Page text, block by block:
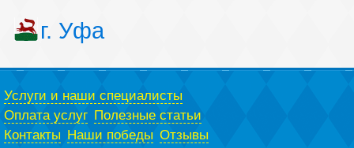
г. Уфа
Услуги и наши специалисты
Оплата услуг Полезные статьи
Контакты Наши победы Отзывы